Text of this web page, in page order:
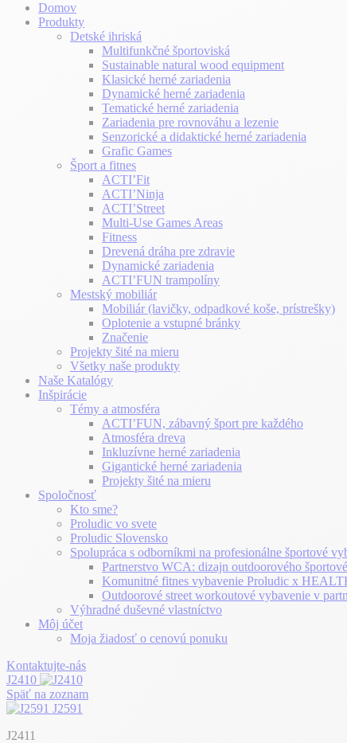
Domov
Produkty
Detské ihriská
Multifunkčné športoviská
Sustainable natural wood equipment
Klasické herné zariadenia
Dynamické herné zariadenia
Tematické herné zariadenia
Zariadenia pre rovnováhu a lezenie
Senzorické a didaktické herné zariadenia
Grafic Games
Šport a fitnes
ACTI’Fit
ACTI’Ninja
ACTI’Street
Multi-Use Games Areas
Fitness
Drevená dráha pre zdravie
Dynamické zariadenia
ACTI’FUN trampolíny
Mestský mobiliár
Mobiliár (lavičky, odpadkové koše, prístrešky)
Oplotenie a vstupné bránky
Značenie
Projekty šité na mieru
Všetky naše produkty
Naše Katalógy
Inšpirácie
Témy a atmosféra
ACTI’FUN, zábavný šport pre každého
Atmosféra dreva
Inkluzívne herné zariadenia
Gigantické herné zariadenia
Projekty šité na mieru
Spoločnosť
Kto sme?
Proludic vo svete
Proludic Slovensko
Spolupráca s odborníkmi na profesionálne športové
Partnerstvo WCA: dizajn outdoorového
Komunitné fitnes vybavenie Proludic x
Outdoorové street workoutové vybavenie v
Výhradné duševné vlastníctvo
Môj účet
Moja žiadosť o cenovú ponuku
Kontaktujte-nás
J2410
Späť na zoznam
J2591
J2411